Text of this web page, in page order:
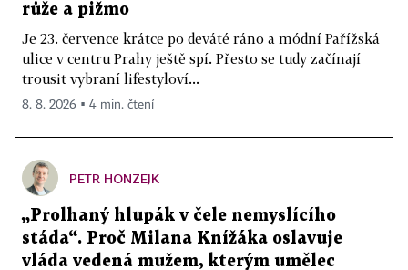
růže a pižmo
Je 23. července krátce po deváté ráno a módní Pařížská
ulice v centru Prahy ještě spí. Přesto se tudy začínají
trousit vybraní lifestyloví...
8. 8. 2026 ▪ 4 min. čtení
PETR HONZEJK
„Prolhaný hlupák v čele nemyslícího
stáda“. Proč Milana Knížáka oslavuje
vláda vedená mužem, kterým umělec